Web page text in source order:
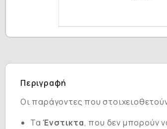
Περιγραφή
Οι παράγοντες που
ΤαΈνστικτα, που δεν μπορούν